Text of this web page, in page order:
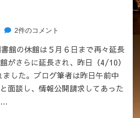
上
市
図
書
休
2件のコメント
館の休館は５月６日まで再々延長
がさらに延長され、昨日（4/10）
した。ブログ筆者は昨日午前中
面談し、情報公開請求してあった
…